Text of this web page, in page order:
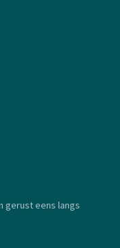
gerust eens langs